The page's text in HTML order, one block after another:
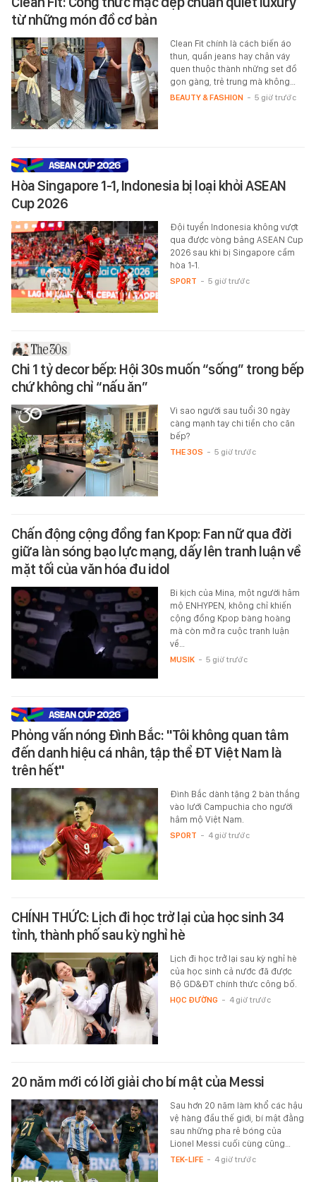
từ những món đồ cơ bản
Clean Fit chính là cách biến áo
thun, quần jeans hay chân váy
quen thuộc thành những set đồ
gọn gàng, trẻ trung mà không…
BEAUTY & FASHION - 5 giờ trước
Hòa Singapore 1-1, Indonesia bị loại khỏi ASEAN
Cup 2026
Đội tuyển Indonesia không vượt
qua được vòng bảng ASEAN Cup
2026 sau khi bị Singapore cầm
hòa 1-1.
SPORT - 5 giờ trước
Chi 1 tỷ decor bếp: Hội 30s muốn “sống” trong bếp
chứ không chỉ “nấu ăn”
Vì sao người sau tuổi 30 ngày
càng mạnh tay chi tiền cho căn
bếp?
THE 30S - 5 giờ trước
Chấn động cộng đồng fan Kpop: Fan nữ qua đời
giữa làn sóng bạo lực mạng, dấy lên tranh luận về
mặt tối của văn hóa đu idol
Bi kịch của Mina, một người hâm
mộ ENHYPEN, không chỉ khiến
cộng đồng Kpop bàng hoàng
mà còn mở ra cuộc tranh luận
về…
MUSIK - 5 giờ trước
Phỏng vấn nóng Đình Bắc: "Tôi không quan tâm
đến danh hiệu cá nhân, tập thể ĐT Việt Nam là
trên hết"
Đình Bắc dành tặng 2 bàn thắng
vào lưới Campuchia cho người
hâm mộ Việt Nam.
SPORT - 4 giờ trước
CHÍNH THỨC: Lịch đi học trở lại của học sinh 34
tỉnh, thành phố sau kỳ nghỉ hè
Lịch đi học trở lại sau kỳ nghỉ hè
của học sinh cả nước đã được
Bộ GD&ĐT chính thức công bố.
HỌC ĐƯỜNG - 4 giờ trước
20 năm mới có lời giải cho bí mật của Messi
Sau hơn 20 năm làm khổ các hậu
vệ hàng đầu thế giới, bí mật đằng
sau những pha rê bóng của
Lionel Messi cuối cùng cũng…
TEK-LIFE - 4 giờ trước